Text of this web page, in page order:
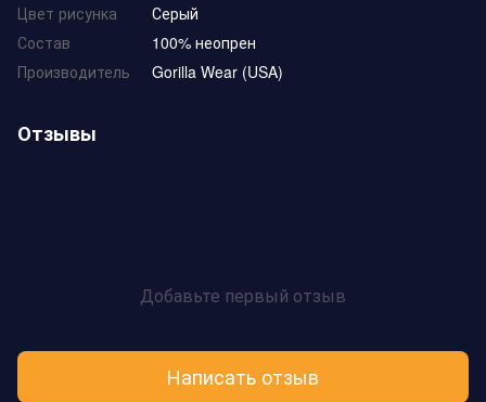
Цвет рисунка
Серый
Состав
100% неопрен
Производитель
Gorilla Wear (USA)
Отзывы
Добавьте первый отзыв
Написать отзыв